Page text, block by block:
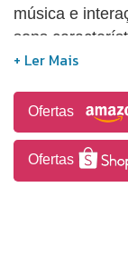
música e
sons
divertidos ao
Ré-Mi-Fá”,
Também
registrar até
botão
experiência
Ofertas
Ofertas